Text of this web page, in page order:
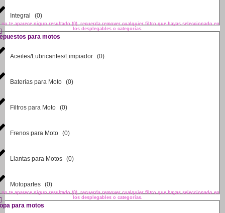
Integral (0)
para motos
no te aparece nigun resultado (0), recuerda remover cualquier filtro que hayas seleccionado en
los desplegables o categorías.
Aceites/Lubricantes/Limpiador (0)
Baterías para Moto (0)
Filtros para Moto (0)
Frenos para Moto (0)
Llantas para Motos (0)
Motopartes (0)
para motos
no te aparece nigun resultado (0), recuerda remover cualquier filtro que hayas seleccionado en
los desplegables o categorías.